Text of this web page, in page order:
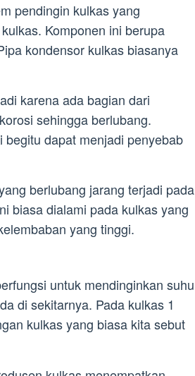
pendingin kulkas yang
Komponen ini berupa
kondensor kulkas biasanya
karena ada bagian dari
sehingga berlubang.
dapat menjadi penyebab
berlubang jarang terjadi pada
biasa dialami pada kulkas yang
yang tinggi.
untuk mendinginkan suhu
di sekitarnya. Pada kulkas 1
kulkas yang biasa kita sebut